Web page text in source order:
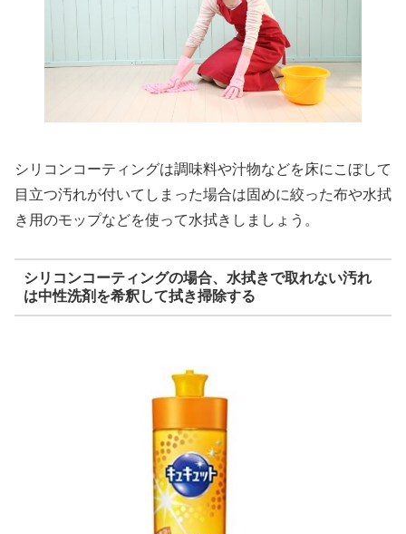
シリコンコーティングは調味料や汁物などを床にこぼして
目立つ汚れが付いてしまった場合は固めに絞った布や水拭
き用のモップなどを使って水拭きしましょう。
シリコンコーティングの場合、水拭きで取れない汚れ
は中性洗剤を希釈して拭き掃除する